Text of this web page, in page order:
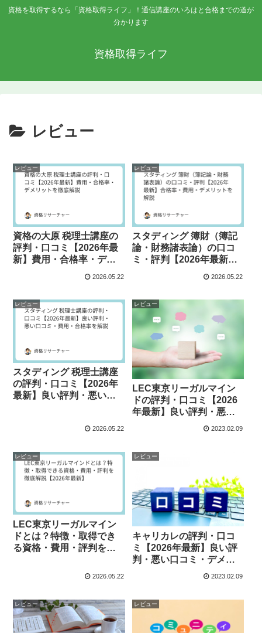
資格を取得するなら「資格取得ライフ」！通信講座のいろはと合格までの道が
分かります
資格取得ライフ
レビュー
レビュー
資格の大原 税理士講座の
評判・口コミ【2026年最
新】費用・合格率・デメ
リットを徹底解説
2026.05.22
レビュー
スタディング 簿財（簿記
論・財務諸表論）の口コ
ミ・評判【2026年最新】
合格率・費用・デメリッ
2026.05.22
レビュー
スタディング 税理士講座
の評判・口コミ【2026年
最新】良い評判・悪い口
2026.05.22
レビュー
LEC東京リーガルマイン
ドの評判・口コミ【2026
年最新】良い評判・悪い
口コミ・デメリットを解
2023.02.09
レビュー
LEC東京リーガルマイン
ドとは？特徴・取得でき
る資格・費用・評判を徹
2026.05.22
レビュー
キャリカレの評判・口コ
ミ【2026年最新】良い評
判・悪い口コミ・デメリ
ットを中立的に解説
2023.02.09
レビュー レビュー